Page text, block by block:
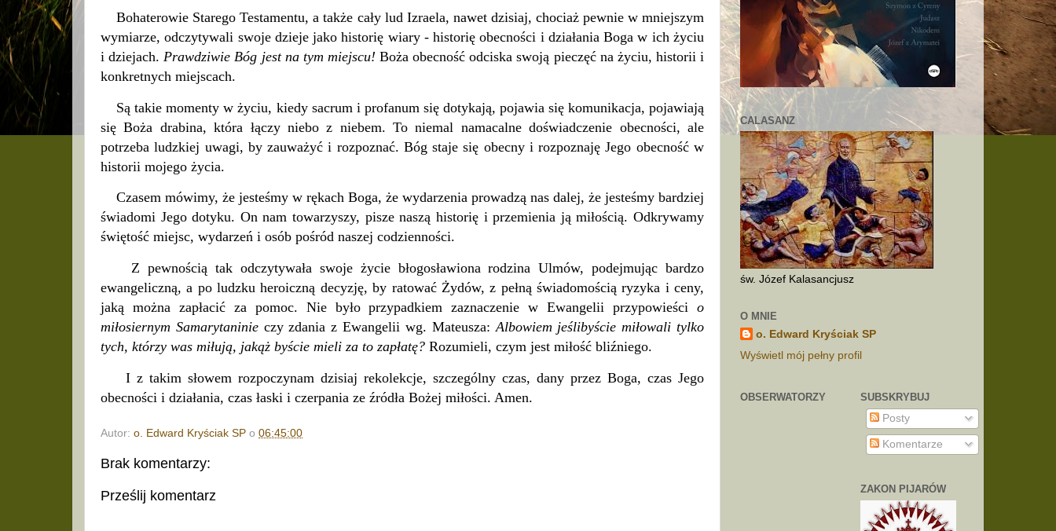
Bohaterowie Starego Testamentu, a także cały lud Izraela, nawet dzisiaj, chociaż pewnie w mniejszym
wymiarze, odczytywali swoje dzieje jako historię wiary - historię obecności i działania Boga w ich życiu
i dziejach. Prawdziwie Bóg jest na tym miejscu! Boża obecność odciska swoją pieczęć na życiu, historii i
konkretnych miejscach.
Są takie momenty w życiu, kiedy sacrum i profanum się dotykają, pojawia się komunikacja, pojawiają
się Boża drabina, która łączy niebo z niebem. To niemal namacalne doświadczenie obecności, ale
potrzeba ludzkiej uwagi, by zauważyć i rozpoznać. Bóg staje się obecny i rozpoznaję Jego obecność w
historii mojego życia.
Czasem mówimy, że jesteśmy w rękach Boga, że wydarzenia prowadzą nas dalej, że jesteśmy bardziej
świadomi Jego dotyku. On nam towarzyszy, pisze naszą historię i przemienia ją miłością. Odkrywamy
świętość miejsc, wydarzeń i osób pośród naszej codzienności.
Z pewnością tak odczytywała swoje życie błogosławiona rodzina Ulmów, podejmując bardzo
ewangeliczną, a po ludzku heroiczną decyzję, by ratować Żydów, z pełną świadomością ryzyka i ceny,
jaką można zapłacić za pomoc. Nie było przypadkiem zaznaczenie w Ewangelii przypowieści o
miłosiernym Samarytaninieczy zdania z Ewangelii wg. Mateusza:Albowiem jeślibyście miłowali tylko
tych, którzy was miłują, jakąż byście mieli za to zapłatę? Rozumieli, czym jest miłość bliźniego.
I z takim słowem rozpoczynam dzisiaj rekolekcje, szczególny czas, dany przez Boga, czas Jego
obecności i działania, czas łaski i czerpania ze źródła Bożej miłości. Amen.
Autor: o. Edward Kryściak SP o 06:45:00
Brak komentarzy:
Prześlij komentarz
CALASANZ
św. Józef Kalasancjusz
O MNIE
o. Edward Kryściak SP
Wyświetl mój pełny profil
OBSERWATORZY
SUBSKRYBUJ
Posty
Komentarze
ZAKON PIJARÓW